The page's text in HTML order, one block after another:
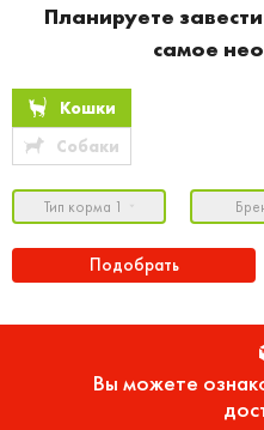
Планируете
самое
Кошки
Собаки
Тип корма 1
Подобрать
Вы можете